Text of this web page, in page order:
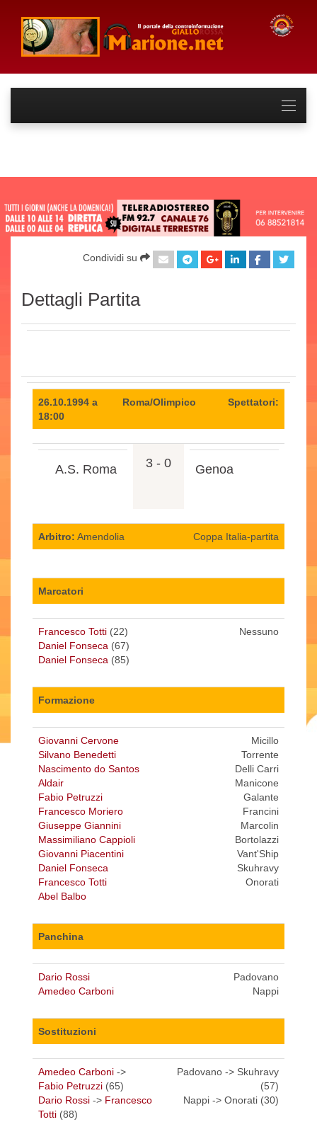
Condividi su
Dettagli Partita
26.10.1994 a
18:00
Roma/Olimpico Spettatori:
A.S. Roma 3 - 0 Genoa
Arbitro: Amendolia Coppa Italia-partita
Marcatori
Francesco Totti (22)
Daniel Fonseca (67)
Daniel Fonseca (85)
Nessuno
Formazione
Giovanni Cervone
Silvano Benedetti
Nascimento do Santos
Aldair
Fabio Petruzzi
Francesco Moriero
Giuseppe Giannini
Massimiliano Cappioli
Giovanni Piacentini
Daniel Fonseca
Francesco Totti
Abel Balbo
Micillo
Torrente
Delli Carri
Manicone
Galante
Francini
Marcolin
Bortolazzi
Vant'Ship
Skuhravy
Onorati
Panchina
Dario Rossi
Amedeo Carboni
Padovano
Nappi
Sostituzioni
Amedeo Carboni ->
Fabio Petruzzi (65)
Dario Rossi -> Francesco
Totti (88)
Padovano -> Skuhravy
(57)
Nappi -> Onorati (30)